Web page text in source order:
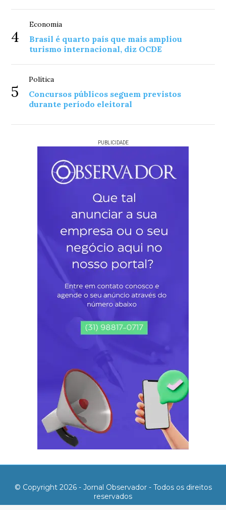
4
Economia
Brasil é quarto país que mais ampliou
turismo internacional, diz OCDE
5
Política
Concursos públicos seguem previstos
durante período eleitoral
PUBLICIDADE
© Copyright 2026 - Jornal Observador - Todos os direitos
reservados